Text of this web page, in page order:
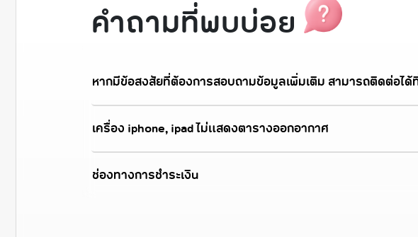
คำถามที่พบบ่อย
หากมีข้อสงสัยที่ต้องการสอบถามข้อมูลเพิ่มเติม สามารถติดต่อได้
เครื่อง iphone, ipad ไม่แสดงตารางออกอากาศ
ช่องทางการชำระเงิน